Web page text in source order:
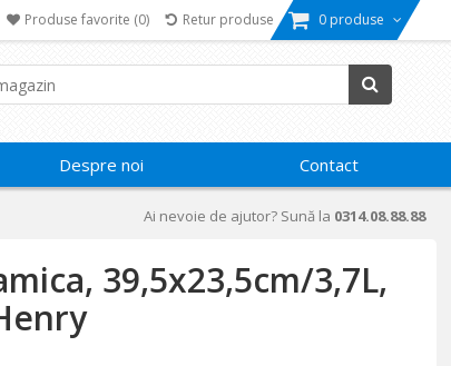
Produse favorite (0) Retur produse 0 produse
Despre noi Contact
Ai nevoie de ajutor? Sună la 0314.08.88.88
39,5x23,5cm/3,7L,